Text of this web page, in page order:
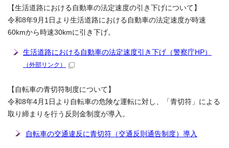
【生活道路における自動車の法定速度の引き下げについて】
令和8年9月1日より生活道路における自動車の法定速度が時速
60kmから時速30kmに引き下げ。
生活道路における自動車の法定速度引き下げ（警察庁HP）
（外部リンク）
【自転車の青切符制度について】
令和8年4月1日より自転車の危険な運転に対し、「青切符」による
取り締まりを行う反則金制度が導入。
自転車の交通違反に青切符（交通反則通告制度）導入